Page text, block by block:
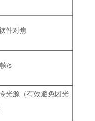
件对焦
/s
光源（有效避免因光